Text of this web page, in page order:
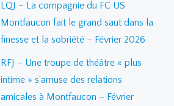
LQJ – La compagnie du FC US
Montfaucon fait le grand saut dans la
finesse et la sobriété – Février 2026
RFJ – Une troupe de théâtre « plus
intime » s’amuse des relations
amicales à Montfaucon – Février